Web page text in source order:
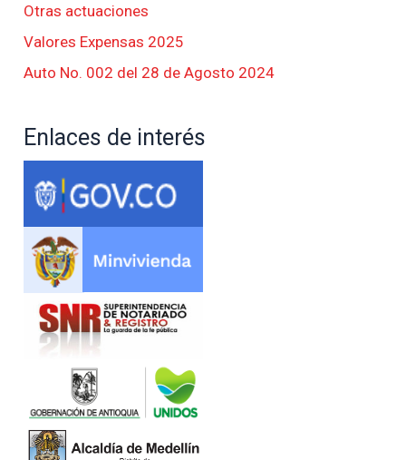
Otras actuaciones
Valores Expensas 2025
Auto No. 002 del 28 de Agosto 2024
Enlaces de interés